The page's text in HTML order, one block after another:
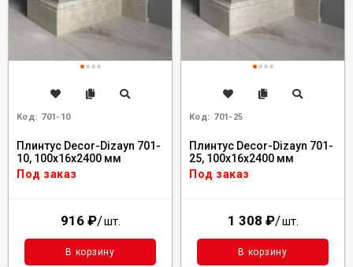
Код: 701-10
Плинтус Decor-Dizayn 701-
10, 100x16x2400 мм
Под заказ
916 ₽/шт.
В корзину
Код: 701-25
Плинтус Decor-Dizayn 701-
25, 100x16x2400 мм
Под заказ
1 308 ₽/шт.
В корзину